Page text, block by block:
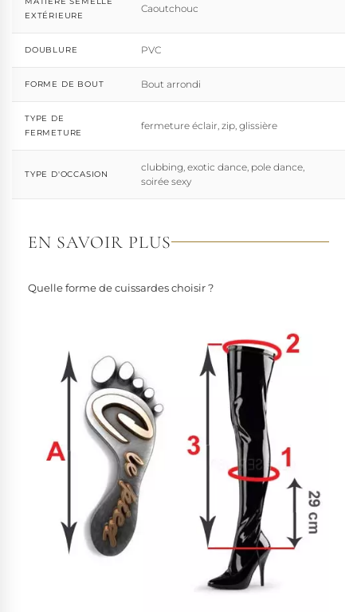
EXTÉRIEURE
Caoutchouc
DOUBLURE PVC
FORME DE BOUT Bout arrondi
TYPE DE
FERMETURE
fermeture éclair, zip, glissière
TYPE D'OCCASION
clubbing, exotic dance, pole dance,
soirée sexy
EN SAVOIR PLUS
Quelle forme de cuissardes choisir ?